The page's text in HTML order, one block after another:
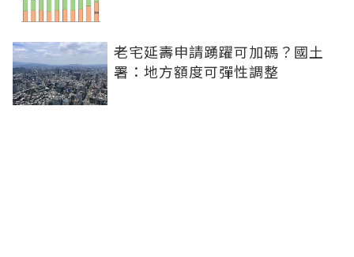
老宅延壽申請踴躍可加碼？國土
署：地方額度可彈性調整